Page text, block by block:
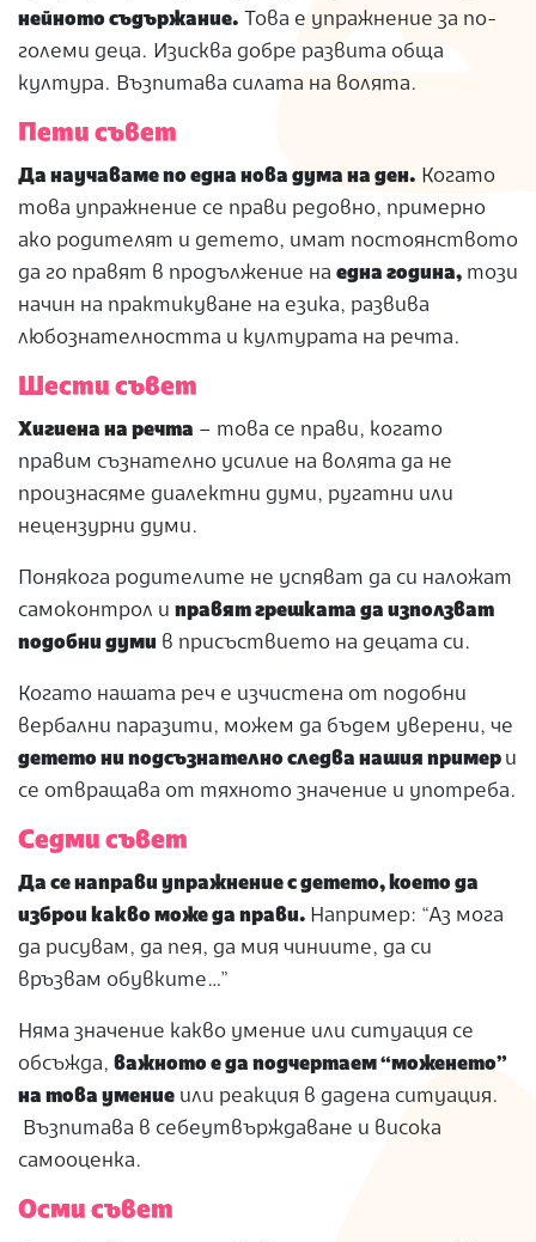
нейното съдържание. Това е упражнение за по-
големи деца. Изисква добре развита обща
култура. Възпитава силата на волята.
Пети съвет
Да научаваме по една нова дума на ден. Когато
това упражнение се прави редовно, примерно
ако родителят и детето, имат постоянството
да го правят в продължение на една година, този
начин на практикуване на езика, развива
любознателността и културата на речта.
Шести съвет
Хигиена на речта – това се прави, когато
правим съзнателно усилие на волята да не
произнасяме диалектни думи, ругатни или
нецензурни думи.
Понякога родителите не успяват да си наложат
самоконтрол и правят грешката да използват
подобни думи в присъствието на децата си.
Когато нашата реч е изчистена от подобни
вербални паразити, можем да бъдем уверени, че
детето ни подсъзнателно следва нашия пример и
се отвращава от тяхното значение и употреба.
Седми съвет
Да се направи упражнение с детето, което да
изброи какво може да прави. Например: “Аз мога
да рисувам, да пея, да мия чиниите, да си
връзвам обувките…”
Няма значение какво умение или ситуация се
обсъжда, важното е да подчертаем “моженето”
на това умение или реакция в дадена ситуация.
Възпитава в себеутвърждаване и висока
самооценка.
Осми съвет